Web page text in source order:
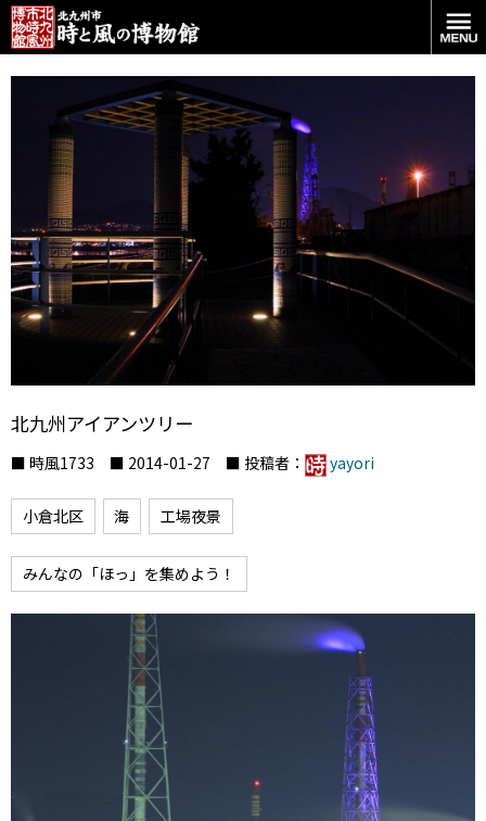
北九州アイアンツリー
■ 時風1733 ■ 2014-01-27 ■ 投稿者： yayori
小倉北区 海 工場夜景
みんなの「ほっ」を集めよう！